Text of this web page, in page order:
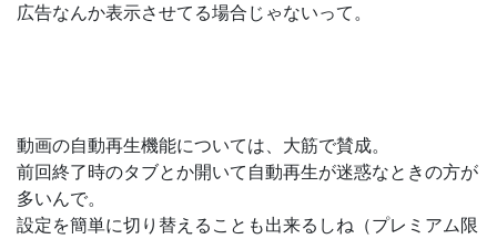
広告なんか表示させてる場合じゃないって。
動画の自動再生機能については、大筋で賛成。
前回終了時のタブとか開いて自動再生が迷惑なときの方が
多いんで。
設定を簡単に切り替えることも出来るしね（プレミアム限